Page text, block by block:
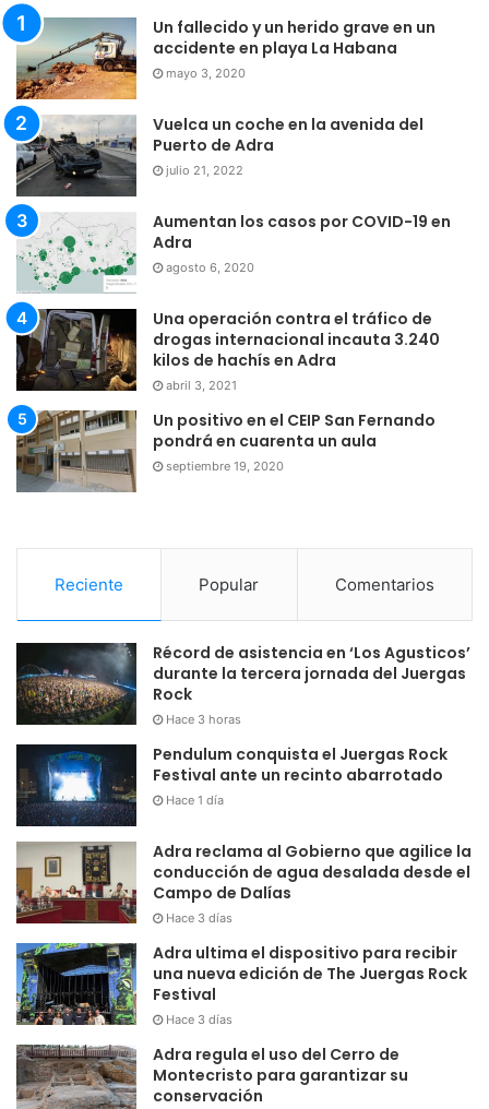
Un fallecido y un herido grave en un
accidente en playa La Habana
mayo 3, 2020
Vuelca un coche en la avenida del
Puerto de Adra
julio 21, 2022
Aumentan los casos por COVID-19 en
Adra
agosto 6, 2020
Una operación contra el tráfico de
drogas internacional incauta 3.240
kilos de hachís en Adra
abril 3, 2021
Un positivo en el CEIP San Fernando
pondrá en cuarenta un aula
septiembre 19, 2020
Reciente Popular Comentarios
Récord de asistencia en ‘Los Agusticos’
durante la tercera jornada del Juergas
Rock
Hace 3 horas
Pendulum conquista el Juergas Rock
Festival ante un recinto abarrotado
Hace 1 día
Adra reclama al Gobierno que agilice la
conducción de agua desalada desde el
Campo de Dalías
Hace 3 días
Adra ultima el dispositivo para recibir
una nueva edición de The Juergas Rock
Festival
Hace 3 días
Adra regula el uso del Cerro de
Montecristo para garantizar su
conservación